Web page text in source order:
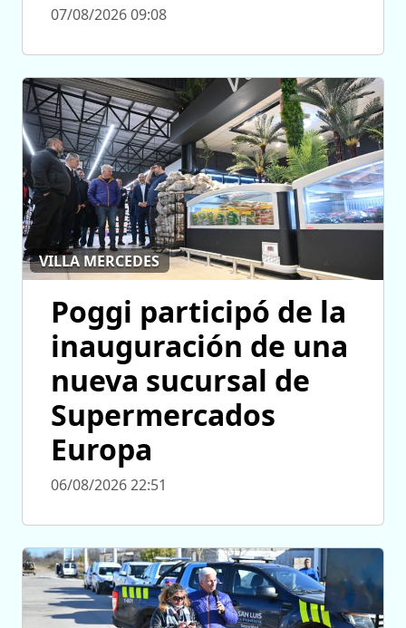
07/08/2026 09:08
VILLA MERCEDES
Poggi participó de la
inauguración de una
nueva sucursal de
Supermercados
Europa
06/08/2026 22:51